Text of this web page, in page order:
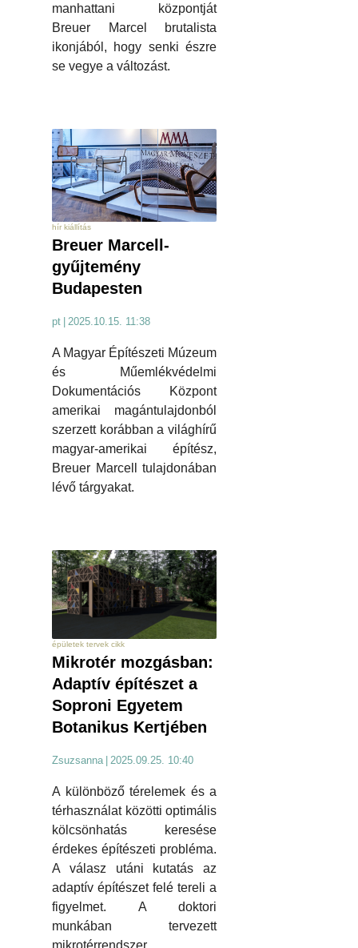
manhattani központját
Breuer Marcel brutalista
ikonjából, hogy senki észre
se vegye a változást.
hír kiállítás
Breuer Marcell-
gyűjtemény
Budapesten
pt 2025.10.15. 11:38
A Magyar Építészeti Múzeum
és Műemlékvédelmi
Dokumentációs Központ
amerikai magántulajdonból
szerzett korábban a világhírű
magyar-amerikai építész,
Breuer Marcell tulajdonában
lévő tárgyakat.
épületek tervek cikk
Mikrotér mozgásban:
Adaptív építészet a
Soproni Egyetem
Botanikus Kertjében
Zsuzsanna 2025.09.25. 10:40
A különböző térelemek és a
térhasználat közötti optimális
kölcsönhatás keresése
érdekes építészeti probléma.
A válasz utáni kutatás az
adaptív építészet felé tereli a
figyelmet. A doktori
munkában tervezett
mikrotérrendszer